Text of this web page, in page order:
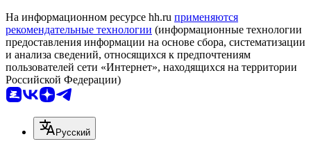
На информационном ресурсе hh.ru применяются
рекомендательные технологии (информационные технологии
предоставления информации на основе сбора, систематизации
и анализа сведений, относящихся к предпочтениям
пользователей сети «Интернет», находящихся на территории
Российской Федерации)
Русский